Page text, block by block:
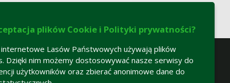
plików Cookie i Polityki prywatności?
Lasów Państwowych używają plików
Dzięki nim możemy dostosowywać nasze serwisy do
użytkowników oraz zbierać anonimowe dane do